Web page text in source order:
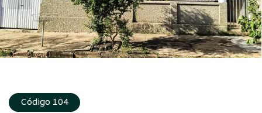
Código 104